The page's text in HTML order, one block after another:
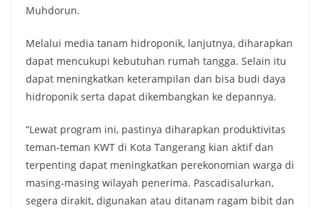
Muhdorun.
Melalui media tanam hidroponik, lanjutnya, diharapkan
dapat mencukupi kebutuhan rumah tangga. Selain itu
dapat meningkatkan keterampilan dan bisa budi daya
hidroponik serta dapat dikembangkan ke depannya.
“Lewat program ini, pastinya diharapkan produktivitas
teman-teman KWT di Kota Tangerang kian aktif dan
terpenting dapat meningkatkan perekonomian warga di
masing-masing wilayah penerima. Pascadisalurkan,
segera dirakit, digunakan atau ditanam ragam bibit dan